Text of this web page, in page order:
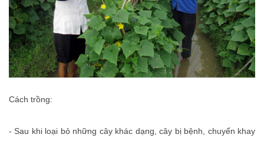
Cách trồng:
- Sau khi loại bỏ những cây khác dạng, cây bị bệnh, chuyển khay